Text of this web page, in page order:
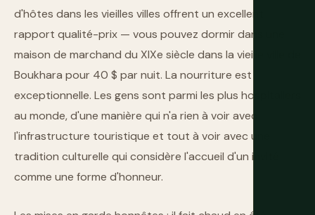
d'hôtes dans les vieilles villes offrent un excellent
rapport qualité-prix — vous pouvez dormir dans une
maison de marchand du XIXe siècle dans la vieille ville de
Boukhara pour 40 $ par nuit. La nourriture est
exceptionnelle. Les gens sont parmi les plus hospitaliers
au monde, d'une manière qui n'a rien à voir avec
l'infrastructure touristique et tout à voir avec une
tradition culturelle qui considère l'accueil d'un invité
comme une forme d'honneur.